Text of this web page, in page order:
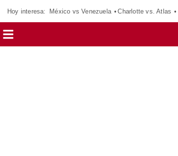
Hoy interesa: México vs Venezuela Charlotte vs. Atlas